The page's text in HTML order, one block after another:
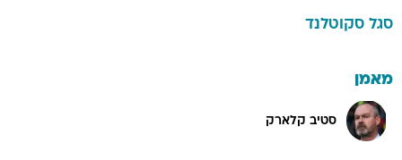
סגל סקוטלנד
מאמן
סטיב קלארק